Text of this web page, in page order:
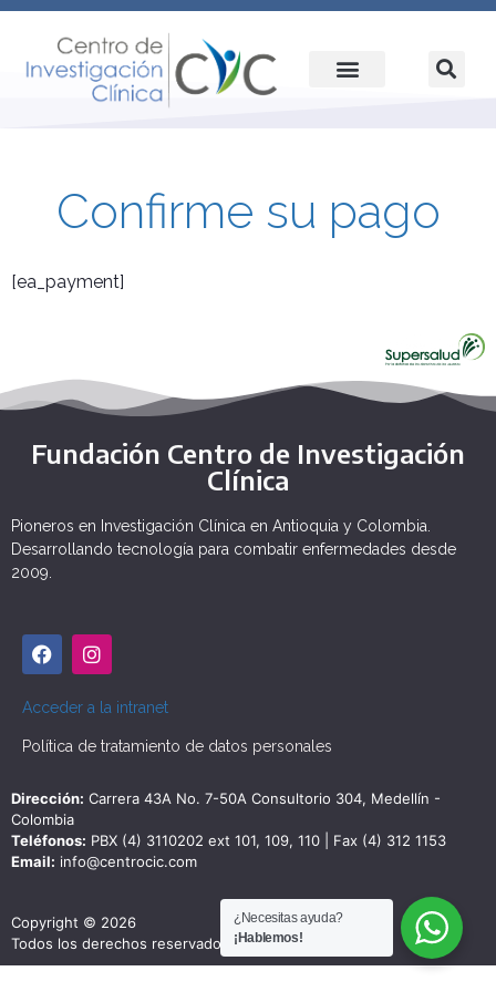
Confirme su pago
[ea_payment]
Fundación Centro de Investigación
Clínica
Pioneros en Investigación Clínica en Antioquia y Colombia.
Desarrollando tecnología para combatir enfermedades desde
2009.
Acceder a la intranet
Política de tratamiento de datos personales
Dirección: Carrera 43A No. 7-50A Consultorio 304, Medellín -
Colombia
Teléfonos: PBX (4) 3110202 ext 101, 109, 110 | Fax (4) 312 1153
Email: info@centrocic.com
Copyright © 2026
Todos los derechos reservados
¿Necesitas ayuda?
¡Hablemos!